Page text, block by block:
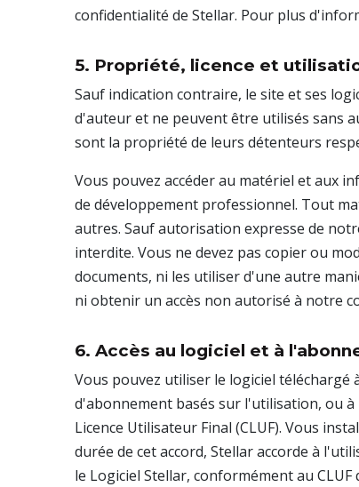
confidentialité de Stellar. Pour plus
5. Propriété, licence et
Sauf indication contraire, le site et ses
d'auteur et ne peuvent être utilisés sans
sont la propriété de leurs détenteurs
Vous pouvez accéder au matériel et aux
de développement professionnel. Tout
autres. Sauf autorisation expresse de
interdite. Vous ne devez pas copier ou
documents, ni les utiliser d'une autre
ni obtenir un accès non autorisé à notre
6. Accès au logiciel et à
Vous pouvez utiliser le logiciel
d'abonnement basés sur l'utilisation, ou
Licence Utilisateur Final (CLUF). Vous
durée de cet accord, Stellar accorde à
le Logiciel Stellar, conformément au